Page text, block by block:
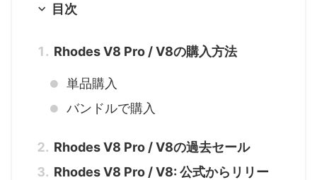
目次
Rhodes V8 Pro / V8の購入方法
単品購入
バンドルで購入
Rhodes V8 Pro / V8の過去セール
Rhodes V8 Pro / V8: 公式からリリー